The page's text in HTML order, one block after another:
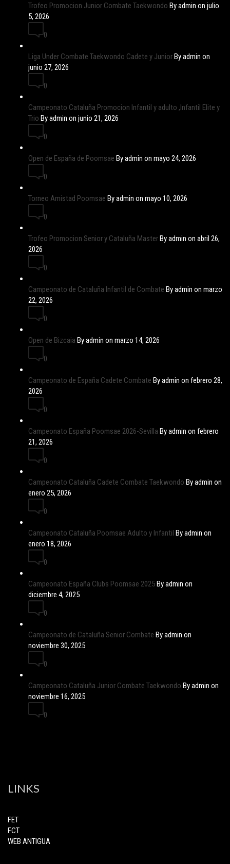
Trofeo Promocion Junior Combate Taekwondo By admin on julio
5, 2026
0
Liga Under Combate Taekwondo Cadete y JuniorBy admin on
junio 27, 2026
0
Campeonato Cataluña Promocion Infantil y adulto ,Infantil Elite y
Trio By admin on junio 21, 2026
0
Open de España de Poomsae By admin on mayo 24, 2026
0
Torneo Amistad Poomsae By admin on mayo 10, 2026
0
Trofeo Promocion Senior y Cataluña MasterBy admin on abril 26,
2026
0
Campeonato de Cataluña Infantil de Combate By admin on marzo
22, 2026
0
Open de Bizcaia By admin on marzo 14, 2026
0
Campeonato de España Cadete Combate By admin on febrero 28,
2026
0
Campeonato España Poomsae 2026-Sevilla By admin on febrero
21, 2026
0
Campeonato Cataluña Cadete Combate Taekwondo By admin on
enero 25, 2026
0
Campeonato Cataluña Poomsae Adulto y Infantil By admin on
enero 18, 2026
0
Campeonato España Clubs Poomsae 2025By admin on
diciembre 4, 2025
0
Campeonato de Cataluña Senior Combate By admin on
noviembre 30, 2025
0
Campeonato Cataluña Junior Combate Taekwondo By admin on
noviembre 16, 2025
0
LINKS
FET
FCT
WEB ANTIGUA